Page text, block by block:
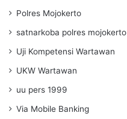
Polres Mojokerto
satnarkoba polres mojokerto
Uji Kompetensi Wartawan
UKW Wartawan
uu pers 1999
Via Mobile Banking